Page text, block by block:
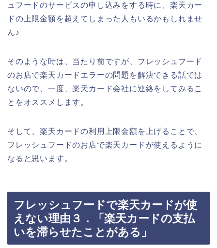
ュフードのサービスの申し込みをする時に、楽天カー
ドの上限金額を超えてしまった人もいるかもしれませ
ん♪
そのような時は、当たり前ですが、フレッシュフード
のお店で楽天カードエラーの問題を解決できる話では
ないので、一度、楽天カード会社に連絡をしてみるこ
とをオススメします。
そして、楽天カードの利用上限金額を上げることで、
フレッシュフードのお店で楽天カードが使えるように
なると思います。
フレッシュフードで楽天カードが使
えない理由３．「楽天カードの支払
いを滞らせたことがある」